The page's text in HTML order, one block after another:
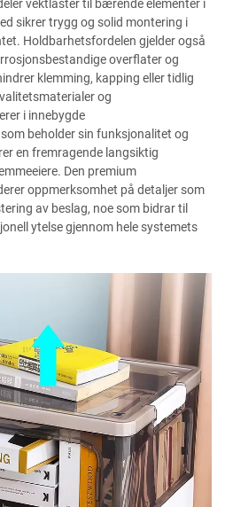
vektlaster til bærende elementer i
sikrer trygg og solid montering i
Holdbarhetsfordelen gjelder også
overflater og
klemming, kapping eller tidlig
og
i innebygde
beholder sin funksjonalitet og
en fremragende langsiktig
Den premium
oppmerksomhet på detaljer som
av beslag, noe som bidrar til
ytelse gjennom hele systemets